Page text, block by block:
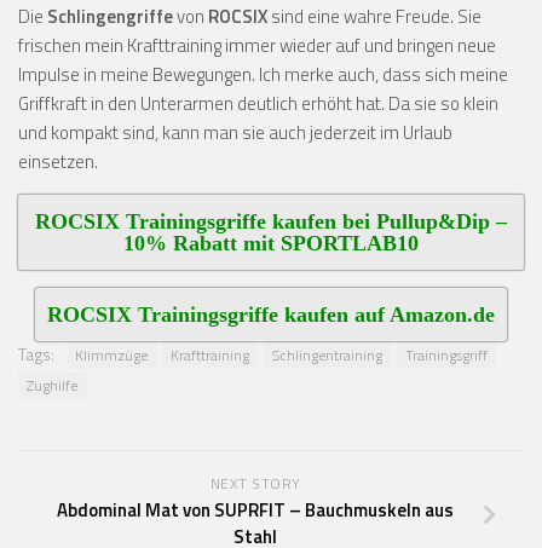
Die Schlingengriffevon ROCSIXsind eine wahre Freude. Sie
frischen mein Krafttraining immer wieder auf und bringen neue
Impulse in meine Bewegungen. Ich merke auch, dass sich meine
Griffkraft in den Unterarmen deutlich erhöht hat. Da sie so klein
und kompakt sind, kann man sie auch jederzeit im Urlaub
einsetzen.
ROCSIX Trainingsgriffe kaufen bei Pullup&Dip –
10% Rabatt mit SPORTLAB10
ROCSIX Trainingsgriffe kaufen auf Amazon.de
Tags: Klimmzüge Krafttraining Schlingentraining
Trainingsgriff
Zughilfe
NEXT STORY
Abdominal Mat von SUPRFIT – Bauchmuskeln aus
Stahl